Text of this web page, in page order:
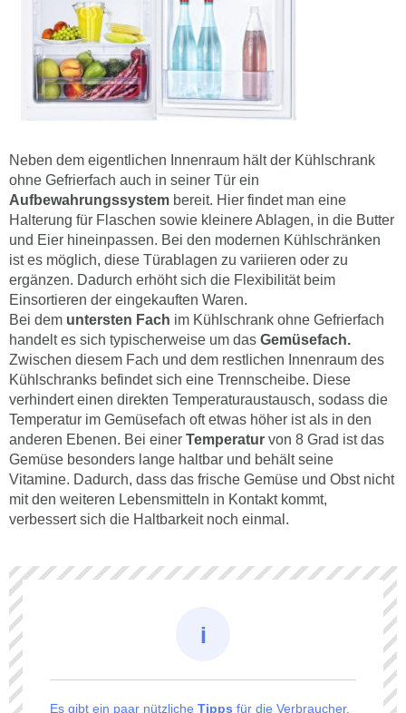
Neben dem eigentlichen Innenraum hält der Kühlschrank
ohne Gefrierfach auch in seiner Tür ein
Aufbewahrungssystem bereit. Hier findet man eine
Halterung für Flaschen sowie kleinere Ablagen, in die Butter
und Eier hineinpassen. Bei den modernen Kühlschränken
ist es möglich, diese Türablagen zu variieren oder zu
ergänzen. Dadurch erhöht sich die Flexibilität beim
Einsortieren der eingekauften Waren.
Bei dem untersten Fach im Kühlschrank ohne Gefrierfach
handelt es sich typischerweise um das Gemüsefach.
Zwischen diesem Fach und dem restlichen Innenraum des
Kühlschranks befindet sich eine Trennscheibe. Diese
verhindert einen direkten Temperaturaustausch, sodass die
Temperatur im Gemüsefach oft etwas höher ist als in den
anderen Ebenen. Bei einer Temperatur von 8 Grad ist das
Gemüse besonders lange haltbar und behält seine
Vitamine. Dadurch, dass das frische Gemüse und Obst nicht
mit den weiteren Lebensmitteln in Kontakt kommt,
verbessert sich die Haltbarkeit noch einmal.
Es gibt ein paar nützliche Tipps für die Verbraucher,